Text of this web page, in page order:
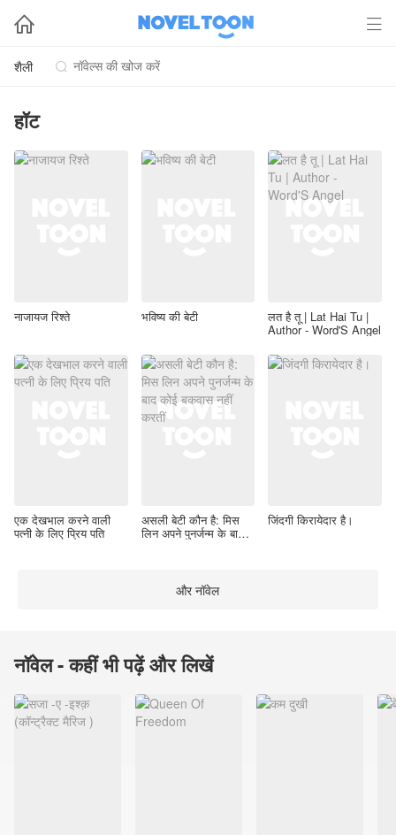
 
शैली 
हॉट
नाजायज रिश्ते भविष्य की बेटी लत है तू | Lat Hai Tu |
Author - Word'S Angel
एक देखभाल करने वाली
पत्नी के लिए प्रिय पति
असली बेटी कौन है: मिस
लिन अपने पुनर्जन्म के बाद
जिंदगी किरायेदार है।
और नॉवेल
नॉवेल - कहीं भी पढ़ें और लिखें